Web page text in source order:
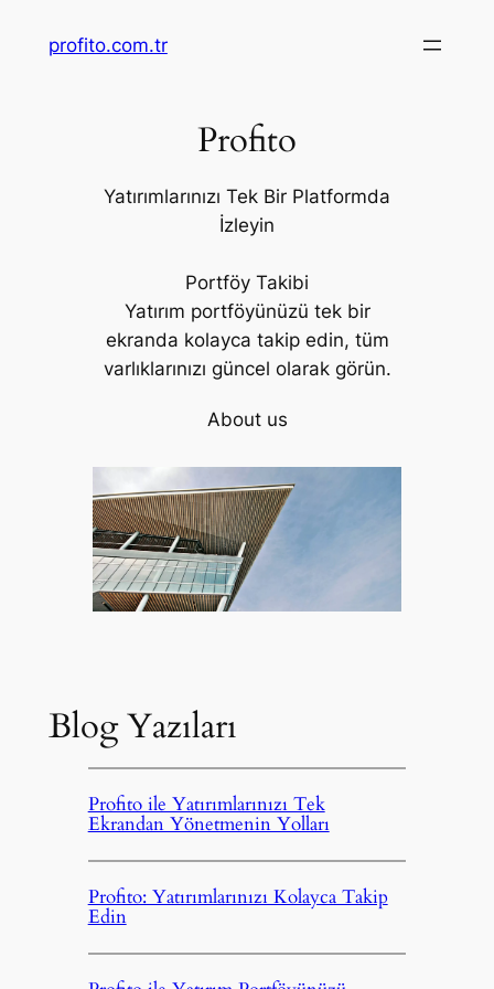
profito.com.tr
Profito
Yatırımlarınızı Tek Bir Platformda
İzleyin
Portföy Takibi
Yatırım portföyünüzü tek bir
ekranda kolayca takip edin, tüm
varlıklarınızı güncel olarak görün.
About us
Blog Yazıları
Profito ile Yatırımlarınızı Tek
Ekrandan Yönetmenin Yolları
Profito: Yatırımlarınızı Kolayca Takip
Edin